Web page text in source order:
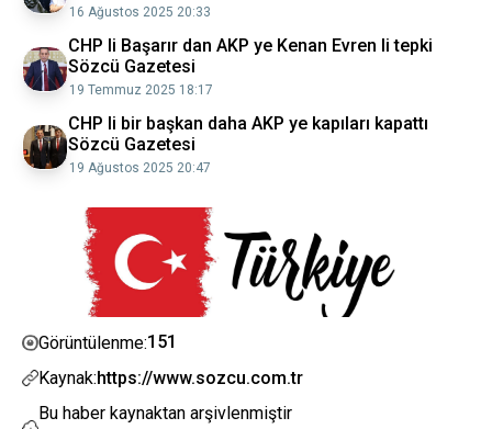
16 Ağustos 2025 20:33
CHP li Başarır dan AKP ye Kenan Evren li tepki
Sözcü Gazetesi
19 Temmuz 2025 18:17
CHP li bir başkan daha AKP ye kapıları kapattı
Sözcü Gazetesi
19 Ağustos 2025 20:47
Görüntülenme:151
Kaynak:https://www.sozcu.com.tr
Bu haber kaynaktan arşivlenmiştir